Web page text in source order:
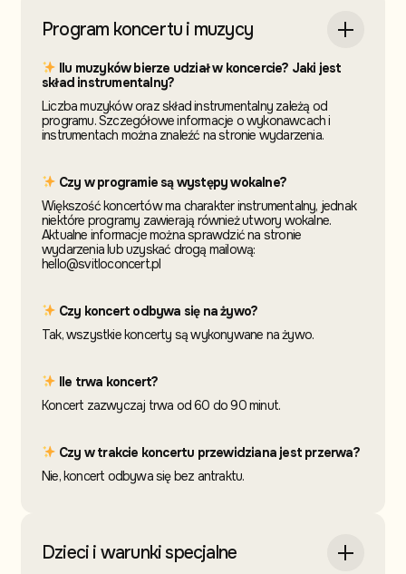
Program koncertu i muzycy
Ilu muzyków bierze udział w koncercie? Jaki jest
skład instrumentalny?
Liczba muzyków oraz skład instrumentalny zależą od
programu. Szczegółowe informacje o wykonawcach i
instrumentach można znaleźć na stronie wydarzenia.
Czy w programie są występy wokalne?
Większość koncertów ma charakter instrumentalny, jednak
niektóre programy zawierają również utwory wokalne.
Aktualne informacje można sprawdzić na stronie
wydarzenia lub uzyskać drogą mailową:
hello@svitloconcert.pl
Czy koncert odbywa się na żywo?
Tak, wszystkie koncerty są wykonywane na żywo.
Ile trwa koncert?
Koncert zazwyczaj trwa od 60 do 90 minut.
Czy w trakcie koncertu przewidziana jest przerwa?
Nie, koncert odbywa się bez antraktu.
Dzieci i warunki specjalne